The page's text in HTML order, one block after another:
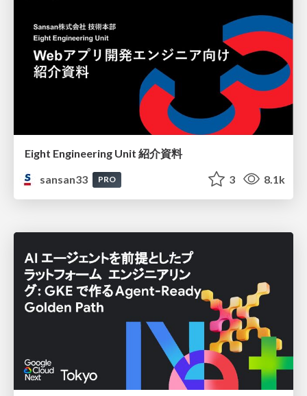
Eight Engineering Unit 紹介資料
sansan33
PRO 3 8.1k